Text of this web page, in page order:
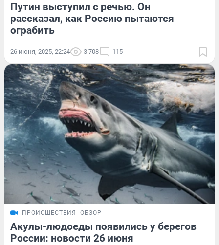
Путин выступил с речью. Он
рассказал, как Россию пытаются
ограбить
26 июня, 2025, 22:24 3 708 115
ПРОИСШЕСТВИЯ ОБЗОР
Акулы-людоеды появились у берегов
России: новости 26 июня